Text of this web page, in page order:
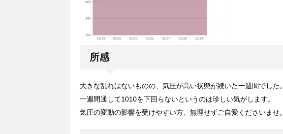
所感
大きな乱れはないものの、気圧が高い状態が続いた一週間でした。
一週間通して1010を下回らないというのは珍しい気がします。
気圧の変動の影響を受けやすい方、無理せずご自愛くださいませ。